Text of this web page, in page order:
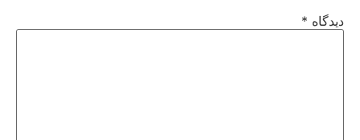
دیدگاه *